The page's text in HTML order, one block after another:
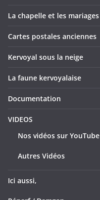
La chapelle et les mariages
Cartes postales anciennes
Kervoyal sous la neige
La faune kervoyalaise
Documentation
VIDEOS
Nos vidéos sur YouTube
Autres Vidéos
Ici aussi,